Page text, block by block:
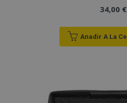
34,00 €
Anadir A La